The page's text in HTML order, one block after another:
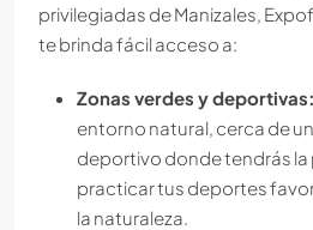
privilegiadas de Manizales,
te brinda fácil acceso a:
Zonas verdes y deportivas:
entorno natural, cerca de
deportivo donde tendrás
practicar tus deportes
la naturaleza.